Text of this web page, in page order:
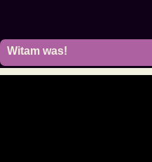
Witam was!